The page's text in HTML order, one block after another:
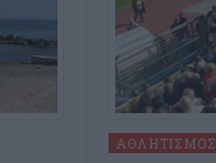
ΑΘΛΗΤΙΣΜΌΣ